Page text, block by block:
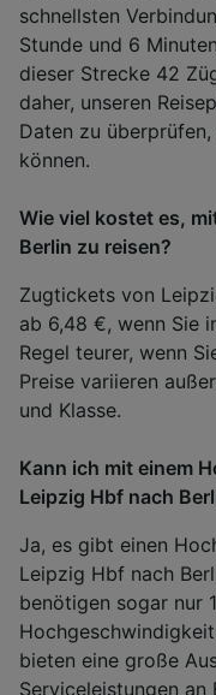
schnellsten
Stunde und 6
dieser Strecke 42
daher, unseren
Daten zu
können.
Wie viel kostet es,
Berlin zu reisen?
Zugtickets von
ab 6,48 €, wenn Sie
Regel teurer, wenn
Preise variieren
und Klasse.
Kann ich mit einem
Leipzig Hbf nach
Ja, es gibt einen
Leipzig Hbf nach
benötigen sogar nur
bieten eine große
Serviceleistungen an